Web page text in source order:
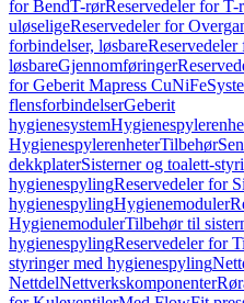
for BendT-rørReservedeler for T-
uløseligeReservedeler for
forbindelser, løsbare
løsbareGjennomføringer
for Geberit Mapress CuNiFe
flensforbindelserGeberit
hygienesystem
HygienespylerenheterTilbehør
dekkplaterSisterner og toalett-
hygienespylingReservedeler for
hygienespylingHygienemoduler
HygienemodulerTilbehør til
hygienespylingReservedeler for
styringer med hygienespyling
NettdelNettverkskomponenter